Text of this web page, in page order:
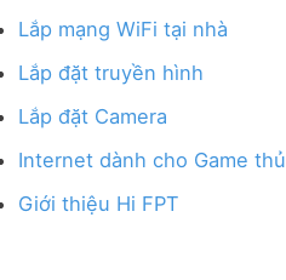
Lắp mạng WiFi tại nhà
Lắp đặt truyền hình
Lắp đặt Camera
Internet dành cho Game thủ
Giới thiệu Hi FPT